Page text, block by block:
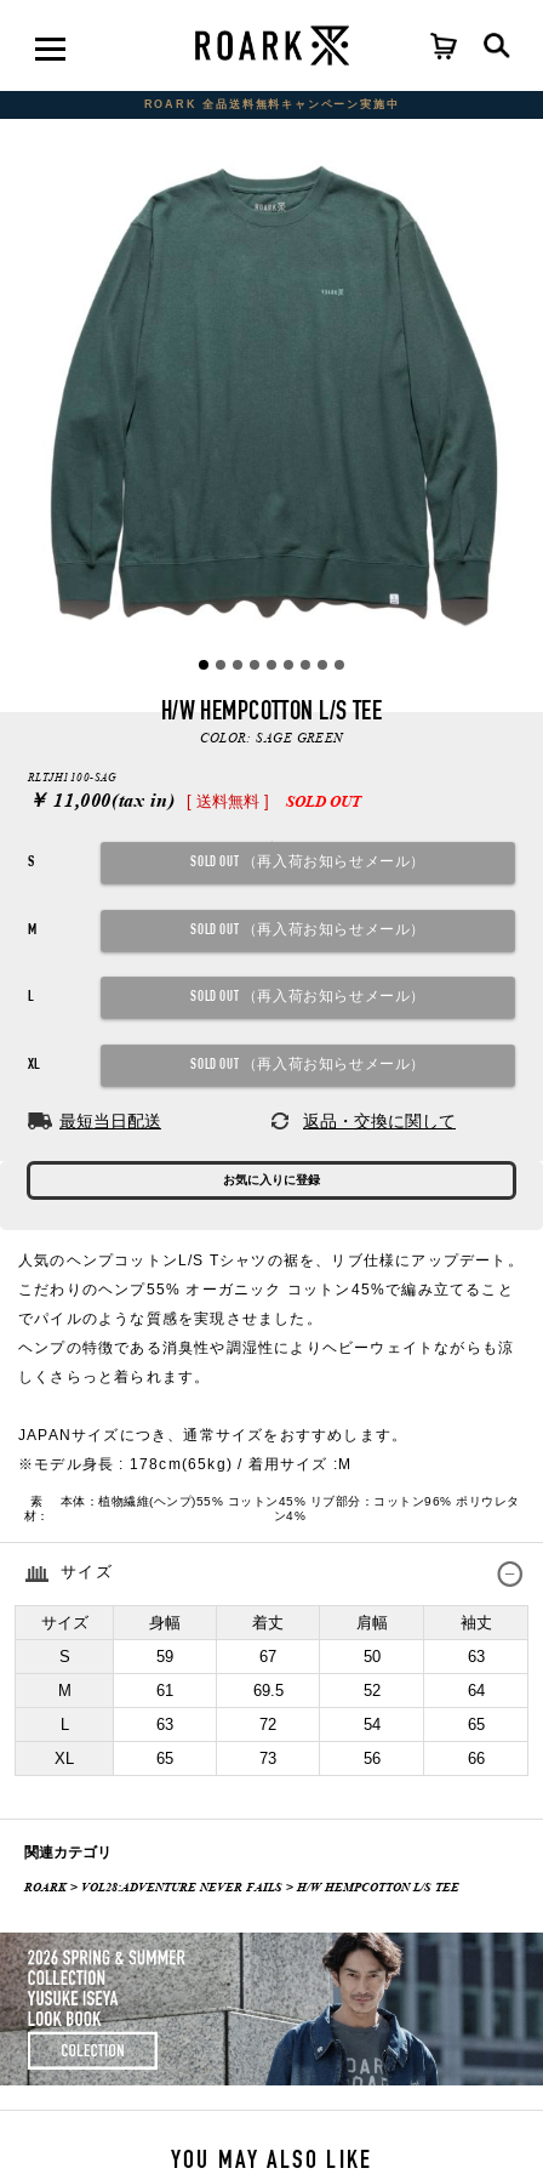
ROARK 全品送料無料キャンペーン実施中
H/W HEMPCOTTON L/S TEE
COLOR:SAGE GREEN
RLTJH1100-SAG
￥ 11,000(tax in) [ 送料無料 ] SOLD OUT
S
M
L
XL
最短当日配送 返品・交換に関して
お気に入りに登録
人気のヘンプコットンL/S Tシャツの裾を、リブ仕様にアップデート。
こだわりのヘンプ55% オーガニック コットン45%で編み立てること
でパイルのような質感を実現させました。
ヘンプの特徴である消臭性や調湿性によりヘビーウェイトながらも涼
しくさらっと着られます。
JAPANサイズにつき、通常サイズをおすすめします。
※モデル身長 : 178cm(65kg) / 着用サイズ :M
素
材：
本体：植物繊維(ヘンプ)55% コットン45% リブ部分：コットン96% ポリウレタ
ン4%
サイズ
サイズ 身幅 着丈 肩幅
袖丈
S
59 67 50
63
M
61 69.5 52
64
L
63 72 54
65
XL
65 73 56 66
関連カテゴリ
ROARK> VOL28:ADVENTURE NEVER FAILS > H/W HEMPCOTTON L/S TEE
YOU MAY ALSO LIKE